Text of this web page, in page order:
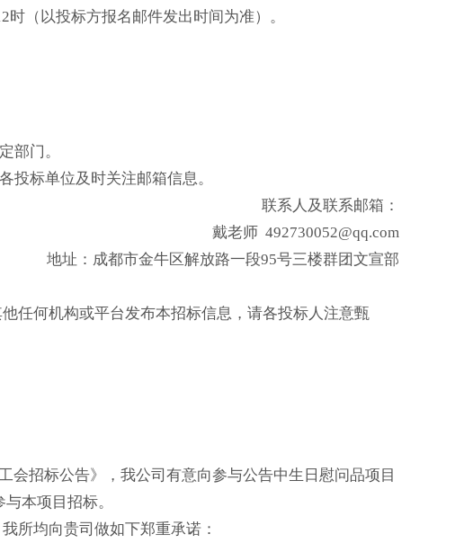
（以投标方报名邮件发出时间为准）。
部门。
投标单位及时关注邮箱信息。
联系人及联系邮箱：
戴老师 492730052@qq.com
地址：成都市金牛区解放路一段95号三楼群团文宣部
任何机构或平台发布本招标信息，请各投标人注意甄
会招标公告》，我公司有意向参与公告中生日慰问品项目
与本项目招标。
所均向贵司做如下郑重承诺：